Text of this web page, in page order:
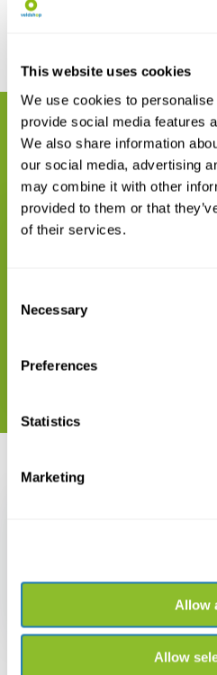
This website uses cookies
We use cookies to
provide social media features
We also share information
our social media, advertising
may combine it with other
provided to them or that
of their services.
Selection
Necessary
Preferences
Statistics
Marketing
Allow
Allow
Reviews
GERELATEERDE PRODUCTEN
Maak uw bestelling
Camouflage EZ20 WiFi
Bushnell Prime Low
€ 159,99